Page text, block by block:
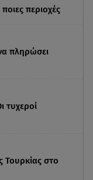
περιοχές
πληρώσει
Τουρκίας στο